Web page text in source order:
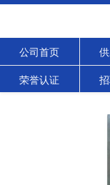
公司首页
荣誉认证